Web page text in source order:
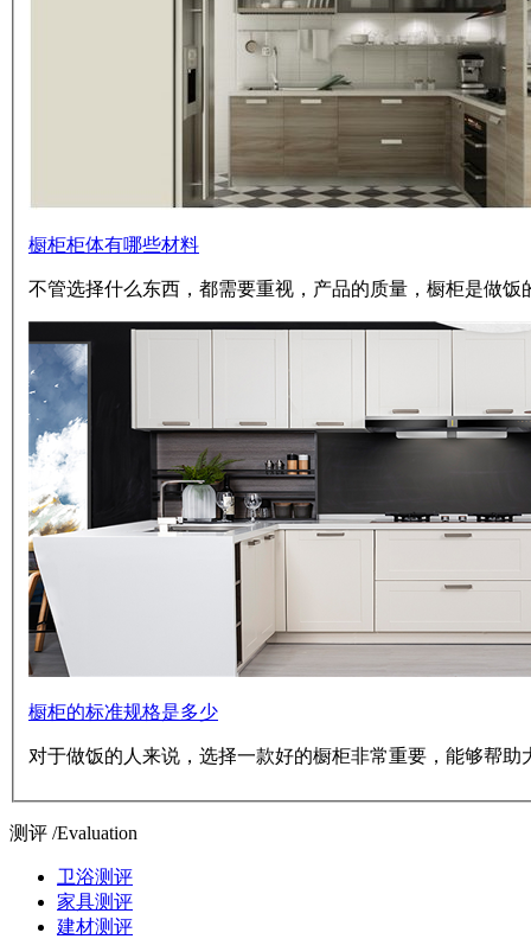
橱柜柜体有哪些材料
不管选择什么东西，都需要重视，产品的质量，橱柜是做饭
橱柜的标准规格是多少
对于做饭的人来说，选择一款好的橱柜非常重要，能够帮助
测评 /Evaluation
卫浴测评
家具测评
建材测评